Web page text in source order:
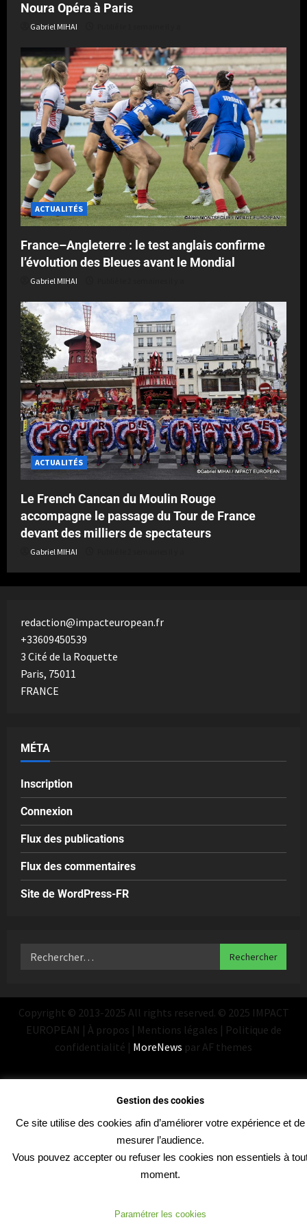
Noura Opéra à Paris
Gabriel MIHAI
ACTUALITÉS
France–Angleterre : le test anglais confirme
l’évolution des Bleues avant le Mondial
Gabriel MIHAI
ACTUALITÉS
Le French Cancan du Moulin Rouge
accompagne le passage du Tour de France
devant des milliers de spectateurs
Gabriel MIHAI
redaction@impacteuropean.fr
+33609450539
3 Cité de la Roquette
Paris, 75011
FRANCE
MÉTA
Inscription
Connexion
Flux des publications
Flux des commentaires
Site de WordPress-FR
Copyright © 2013-2025 All rights reserved. © 2025 IMPACT
EUROPEAN | À propos | Mentions légales | Politique de
confidentialité | MoreNews par AF themes
Gestion des cookies
Ce site utilise des cookies afin d’améliorer votre expérience et de
mesurer l’audience.
Vous pouvez accepter ou refuser les cookies non essentiels à
moment.
Paramétrer les cookies